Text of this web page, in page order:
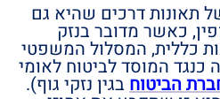
תאונות דרכים שהיא גם
כאשר מדובר בנזק
כללית, המסלול המשפטי
כנגד המוסד לביטוח לאומי
הביטוח בגין נזקי גוף).